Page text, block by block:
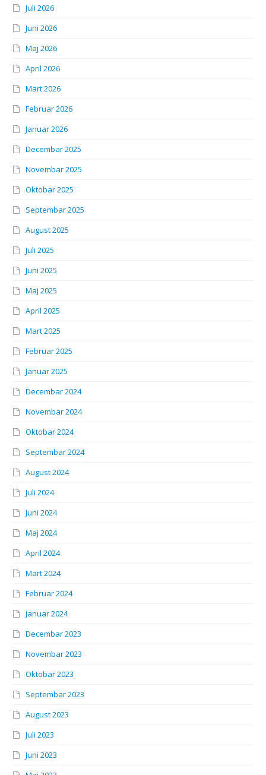
Juli 2026
Juni 2026
Maj 2026
April 2026
Mart 2026
Februar 2026
Januar 2026
Decembar 2025
Novembar 2025
Oktobar 2025
Septembar 2025
August 2025
Juli 2025
Juni 2025
Maj 2025
April 2025
Mart 2025
Februar 2025
Januar 2025
Decembar 2024
Novembar 2024
Oktobar 2024
Septembar 2024
August 2024
Juli 2024
Juni 2024
Maj 2024
April 2024
Mart 2024
Februar 2024
Januar 2024
Decembar 2023
Novembar 2023
Oktobar 2023
Septembar 2023
August 2023
Juli 2023
Juni 2023